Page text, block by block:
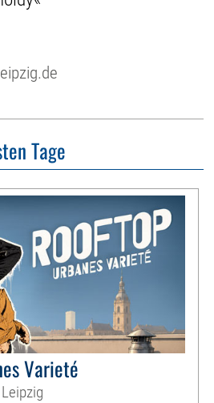
Tage
Varieté